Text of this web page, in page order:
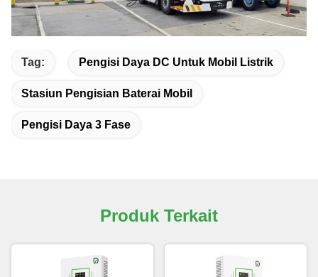
Tag: Pengisi Daya DC Untuk Mobil Listrik
Stasiun Pengisian Baterai Mobil
Pengisi Daya 3 Fase
Produk Terkait